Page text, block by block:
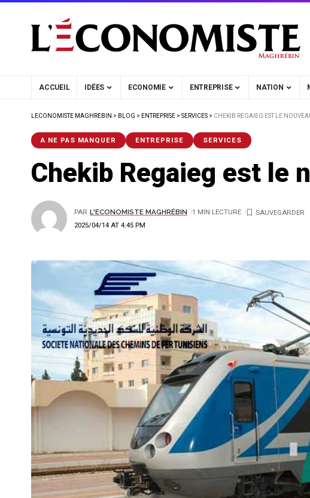
ACCUEIL IDÉES ECONOMIE ENTREPRISE NATION
LECONOMISTE MAGHREBIN > BLOG > ENTREPRISE > SERVICES > CHEKIB REGAIEG EST LE
A NE PAS MANQUER ENTREPRISE SERVICES
Chekib Regaieg est le
2025/04/14 AT 4:45 PM
PAR L'ECONOMISTE MAGHRÉBIN 1 MIN LECTURE